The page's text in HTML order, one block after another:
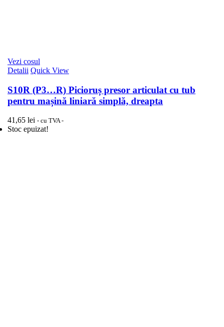
Vezi cosul
Detalii Quick View
S10R (P3…R) Picioruș presor articulat cu tub
pentru mașină liniară simplă, dreapta
41,65 lei - cu TVA -
Stoc epuizat!